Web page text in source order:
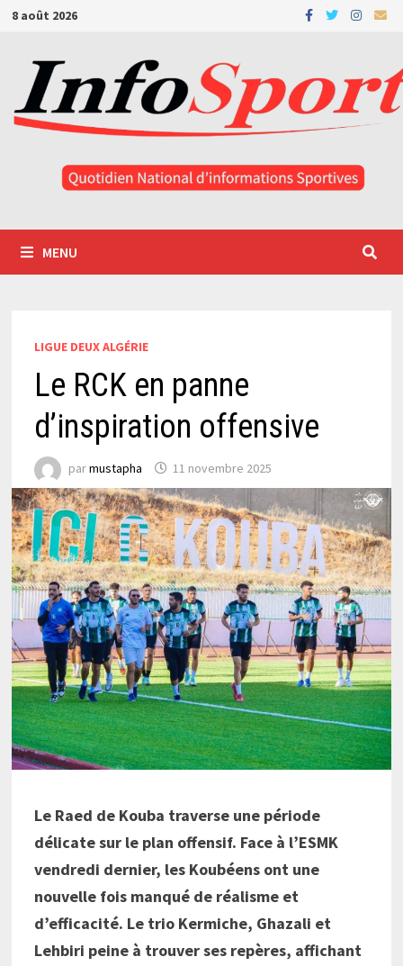
Passer
contenu
8 août 2026
MENU
LIGUE DEUX ALGÉRIE
Le RCK en panne
d’inspiration offensive
parmustapha 11 novembre 2025
Le Raed de Kouba traverse une période
délicate sur le plan offensif. Face à l’ESMK
vendredi dernier, les Koubéens ont une
nouvelle fois manqué de réalisme et
d’efficacité. Le trio Kermiche, Ghazali et
Lehbiri peine à trouver ses repères, affichant